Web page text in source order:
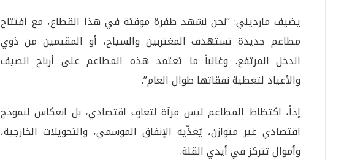
يضيف مارديني: “نحن نشهد طفرة موقتة في هذا القطاع، مع افتتاح
مطاعم جديدة تستهدف المغتربين والسياح، أو المقيمين من ذوي
الدخل المرتفع. وغالباً ما تعتمد هذه المطاعم على أرباح الصيف
والأعياد لتغطية نفقاتها طوال العام”.
إذاً، اكتظاظ المطاعم ليس مرآة لتعافٍ اقتصادي، بل انعكاس لنموذج
اقتصادي غير متوازن، يُغذّيه الإنفاق الموسمي، والتحويلات الخارجية،
وأموال تتركز في أيدي القلة.